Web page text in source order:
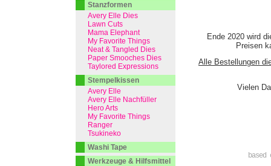
Ende 2020 wird
Preisen
Alle Bestellungen
Vielen
Stanzformen
Avery Elle Dies
Lawn Cuts
Mama Elephant
My Favorite Things
Neat & Tangled Dies
Paper Smooches Dies
Taylored Expressions
Stempelkissen
Avery Elle
Avery Elle Nachfüller
Hero Arts
My Favorite Things
Ranger
Tsukineko
Washi Tape
Werkzeuge & Hilfsmittel